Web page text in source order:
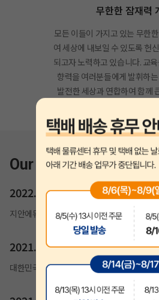
무한한 잠재력
모든 이들이 가지고 있는 무한
여 세상에 내보일 수 있도록 헌
되고자 노력하고 있습니다. 교
향력을 여러분들에게 발휘하
발전한 세상과 연합하여 함께
Our History
2022.02
지안에듀 자격증 홈페이지 개편
2021.07
대한민국 소비자만족도 1위 교육(기술직공